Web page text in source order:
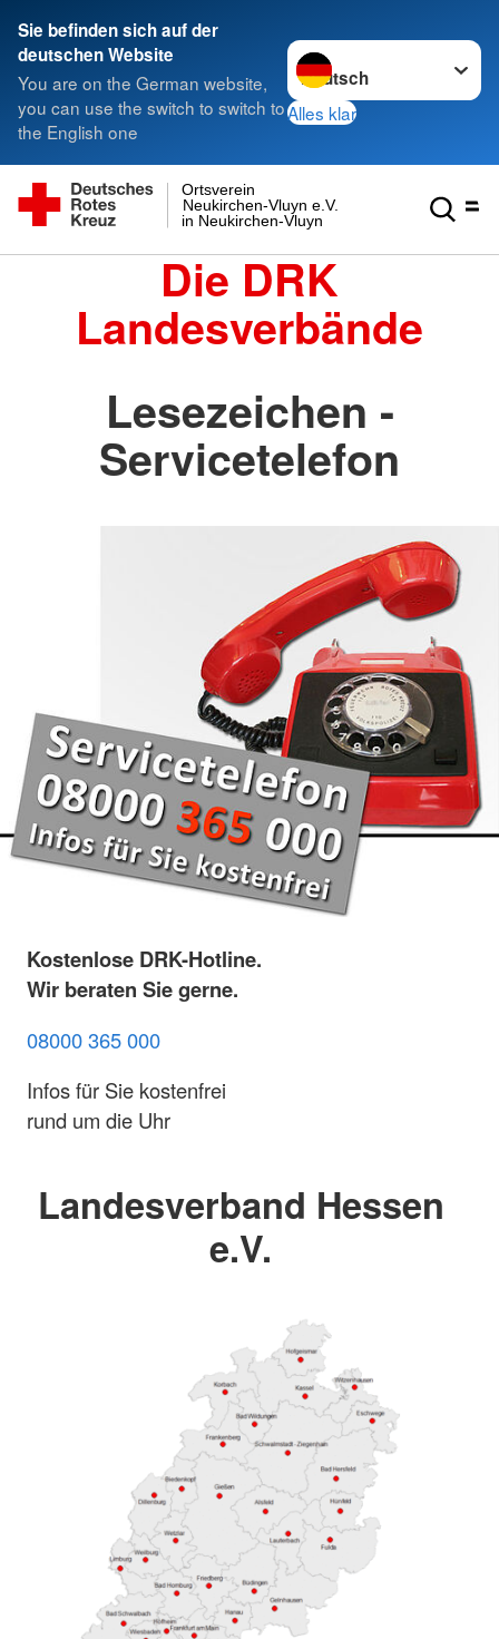
Sie befinden sich auf der
deutschen Website
You are on the German website,
you can use the switch to switch to
the English one
Sprache wechseln zu
Alles klar
in Neukirchen-Vluyn
Neukirchen-Vluyn e.V.
Ortsverein
Die DRK
Landesverbände
Lesezeichen -
Servicetelefon
Kostenlose DRK-Hotline.
Wir beraten Sie gerne.
08000 365 000
Infos für Sie kostenfrei
rund um die Uhr
Landesverband Hessen
e.V.